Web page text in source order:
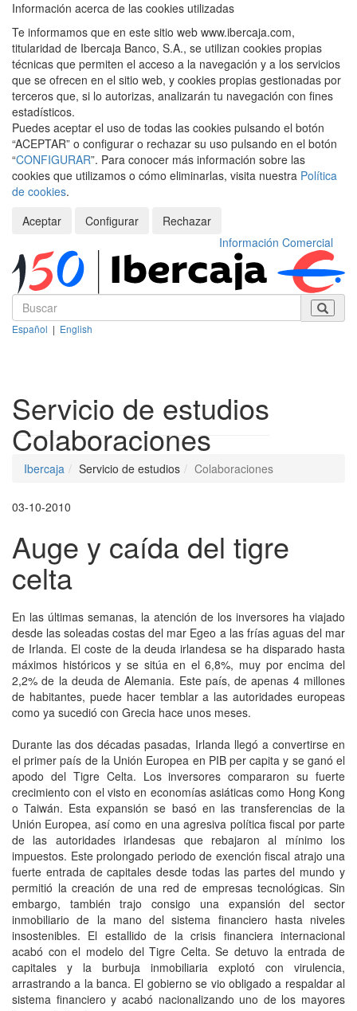
Información acerca de las cookies utilizadas
Te informamos que en este sitio web www.ibercaja.com,
titularidad de Ibercaja Banco, S.A., se utilizan cookies propias
técnicas que permiten el acceso a la navegación y a los servicios
que se ofrecen en el sitio web, y cookies propias gestionadas por
terceros que, si lo autorizas, analizarán tu navegación con fines
estadísticos.
Puedes aceptar el uso de todas las cookies pulsando el botón
“ACEPTAR” o configurar o rechazar su uso pulsando en el botón
“CONFIGURAR”. Para conocer más información sobre las
cookies que utilizamos o cómo eliminarlas, visita nuestra Política
de cookies.
Aceptar
Configurar
Rechazar
Información Comercial
Español | English
Servicio de estudios
Colaboraciones
Ibercaja Servicio de estudios Colaboraciones
03-10-2010
Auge y caída del tigre
celta
En las últimas semanas, la atención de los inversores ha viajado
desde las soleadas costas del mar Egeo a las frías aguas del mar
de Irlanda. El coste de la deuda irlandesa se ha disparado hasta
máximos históricos y se sitúa en el 6,8%, muy por encima del
2,2% de la deuda de Alemania. Este país, de apenas 4 millones
de habitantes, puede hacer temblar a las autoridades europeas
como ya sucedió con Grecia hace unos meses.
Durante las dos décadas pasadas, Irlanda llegó a convertirse en
el primer país de la Unión Europea en PIB per capita y se ganó el
apodo del Tigre Celta. Los inversores compararon su fuerte
crecimiento con el visto en economías asiáticas como Hong Kong
o Taiwán. Esta expansión se basó en las transferencias de la
Unión Europea, así como en una agresiva política fiscal por parte
de las autoridades irlandesas que rebajaron al mínimo los
impuestos. Este prolongado periodo de exención fiscal atrajo una
fuerte entrada de capitales desde todas las partes del mundo y
permitió la creación de una red de empresas tecnológicas. Sin
embargo, también trajo consigo una expansión del sector
inmobiliario de la mano del sistema financiero hasta niveles
insostenibles. El estallido de la crisis financiera internacional
acabó con el modelo del Tigre Celta. Se detuvo la entrada de
capitales y la burbuja inmobiliaria explotó con virulencia,
arrastrando a la banca. El gobierno se vio obligado a respaldar al
sistema financiero y acabó nacionalizando uno de los mayores